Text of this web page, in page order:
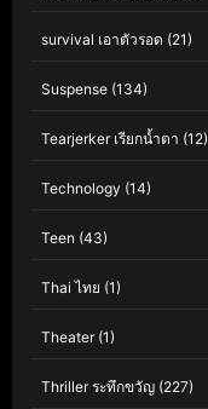
survival เอาตัวรอด (21)
Suspense (134)
Tearjerker เรียกน้ำตา (12)
Technology (14)
Teen (43)
Thai ไทย (1)
Theater(1)
Thriller ระทึกขวัญ (227)